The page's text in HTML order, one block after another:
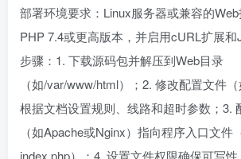
部署环境要求：Linux服务器或兼容的
PHP 7.4或更高版本，并启用cURL扩展
步骤：1. 下载源码包并解压到Web目录
（如/var/www/html）；2. 修改配置文件
根据文档设置规则、线路和超时参数；3.
（如Apache或Nginx）指向程序入口文件